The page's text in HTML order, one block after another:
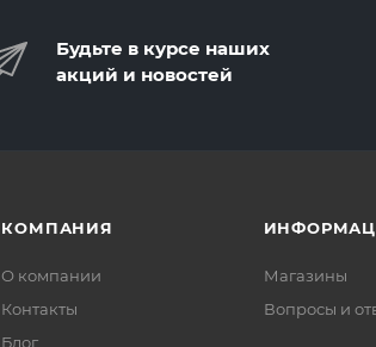
Будьте в курсе наших
акций и новостей
КОМПАНИЯ
О компании
Контакты
Блог
Магазины
Вопросы и